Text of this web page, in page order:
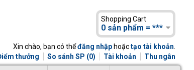
Shopping Cart
0 sản phẩm = ***
Xin chào, bạn có thểđăng nhập hoặctạo tài khoản
thưởng So sánh SP (0) Tài khoản Thu ngân